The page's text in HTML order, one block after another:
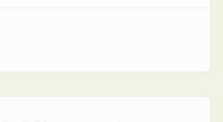
para la supervisión de línea